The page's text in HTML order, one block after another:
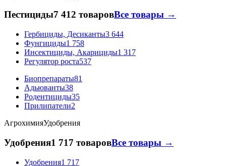
Пестициды7 412 товаровВсе товары →
Гербициды, Десиканты3 644
Фунгициды1 758
Инсектициды, Акарициды1 317
Регулятор роста537
Биопрепараты81
Адьюванты38
Родентициды35
Прилипатели2
АгрохимияУдобрения
Удобрения1 717 товаровВсе товары →
Удобрения1 717